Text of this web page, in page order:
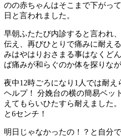
のの赤ちゃんはそこまで下がっ
日と言われました。
早朝ふたたび内診すると言われ
伝え、再びひとりで痛みに耐え
みはやはりおさまる事はなくど
ば痛みが和らぐのか体を探りな
夜中12時ごろになり1人では耐
ヘルプ！ 分娩台の横の簡易ベッ
えてもらいひたすら耐えました
と6センチ！
明日じゃなかったの！？と自分